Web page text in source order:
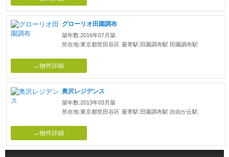
グローリオ田園調布
築年数:2016年07月築
所在地:東京都世田谷区 最寄駅:田園調布駅 田園調布駅
→物件詳細
奥沢レジデンス
築年数:2013年03月築
所在地:東京都世田谷区 最寄駅:田園調布駅 自由が丘駅
→物件詳細